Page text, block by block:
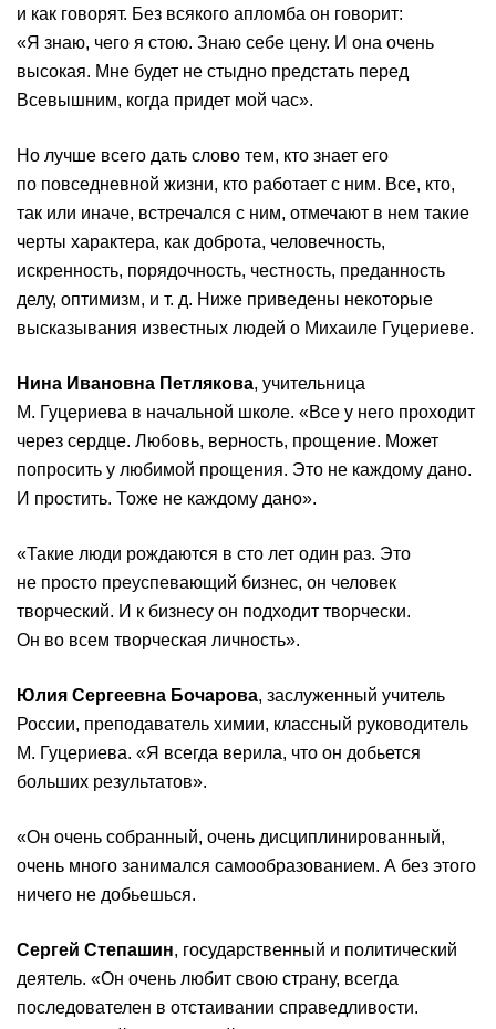
и как говорят. Без всякого апломба он говорит:
«Я знаю, чего я стою. Знаю себе цену. И она очень
высокая. Мне будет не стыдно предстать перед
Всевышним, когда придет мой час».
Но лучше всего дать слово тем, кто знает его
по повседневной жизни, кто работает с ним. Все, кто,
так или иначе, встречался с ним, отмечают в нем такие
черты характера, как доброта, человечность,
искренность, порядочность, честность, преданность
делу, оптимизм, и т. д. Ниже приведены некоторые
высказывания известных людей о Михаиле Гуцериеве.
Нина Ивановна Петлякова, учительница
М. Гуцериева в начальной школе. «Все у него проходит
через сердце. Любовь, верность, прощение. Может
попросить у любимой прощения. Это не каждому дано.
И простить. Тоже не каждому дано».
«Такие люди рождаются в сто лет один раз. Это
не просто преуспевающий бизнес, он человек
творческий. И к бизнесу он подходит творчески.
Он во всем творческая личность».
Юлия Сергеевна Бочарова, заслуженный учитель
России, преподаватель химии, классный руководитель
М. Гуцериева. «Я всегда верила, что он добьется
больших результатов».
«Он очень собранный, очень дисциплинированный,
очень много занимался самообразованием. А без этого
ничего не добьешься.
Сергей Степашин, государственный и политический
деятель. «Он очень любит свою страну, всегда
последователен в отстаивании справедливости.